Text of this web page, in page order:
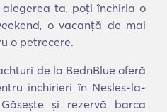
ta, poți închiria o
o vacanță de mai
o petrecere.
de la BednBlue oferă
închirieri în Nesles-la-
și rezervă barca